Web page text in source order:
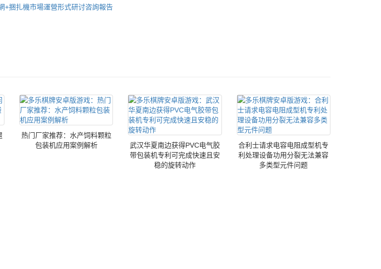
+捆扎機市場運營形式研讨咨詢報告
热门厂家推荐：水产饲料颗粒
包装机应用案例解析
武汉华夏南边获得PVC电气胶
带包装机专利可完成快速且安
稳的旋转动作
合利士请求电容电阻成型机专
利处理设备功用分裂无法兼容
多类型元件问题